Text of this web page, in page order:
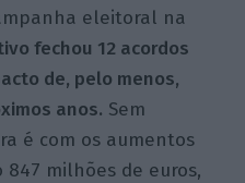
eleitoral na
fechou 12 acordos
de, pelo menos,
anos. Sem
é com os aumentos
847 milhões de euros,